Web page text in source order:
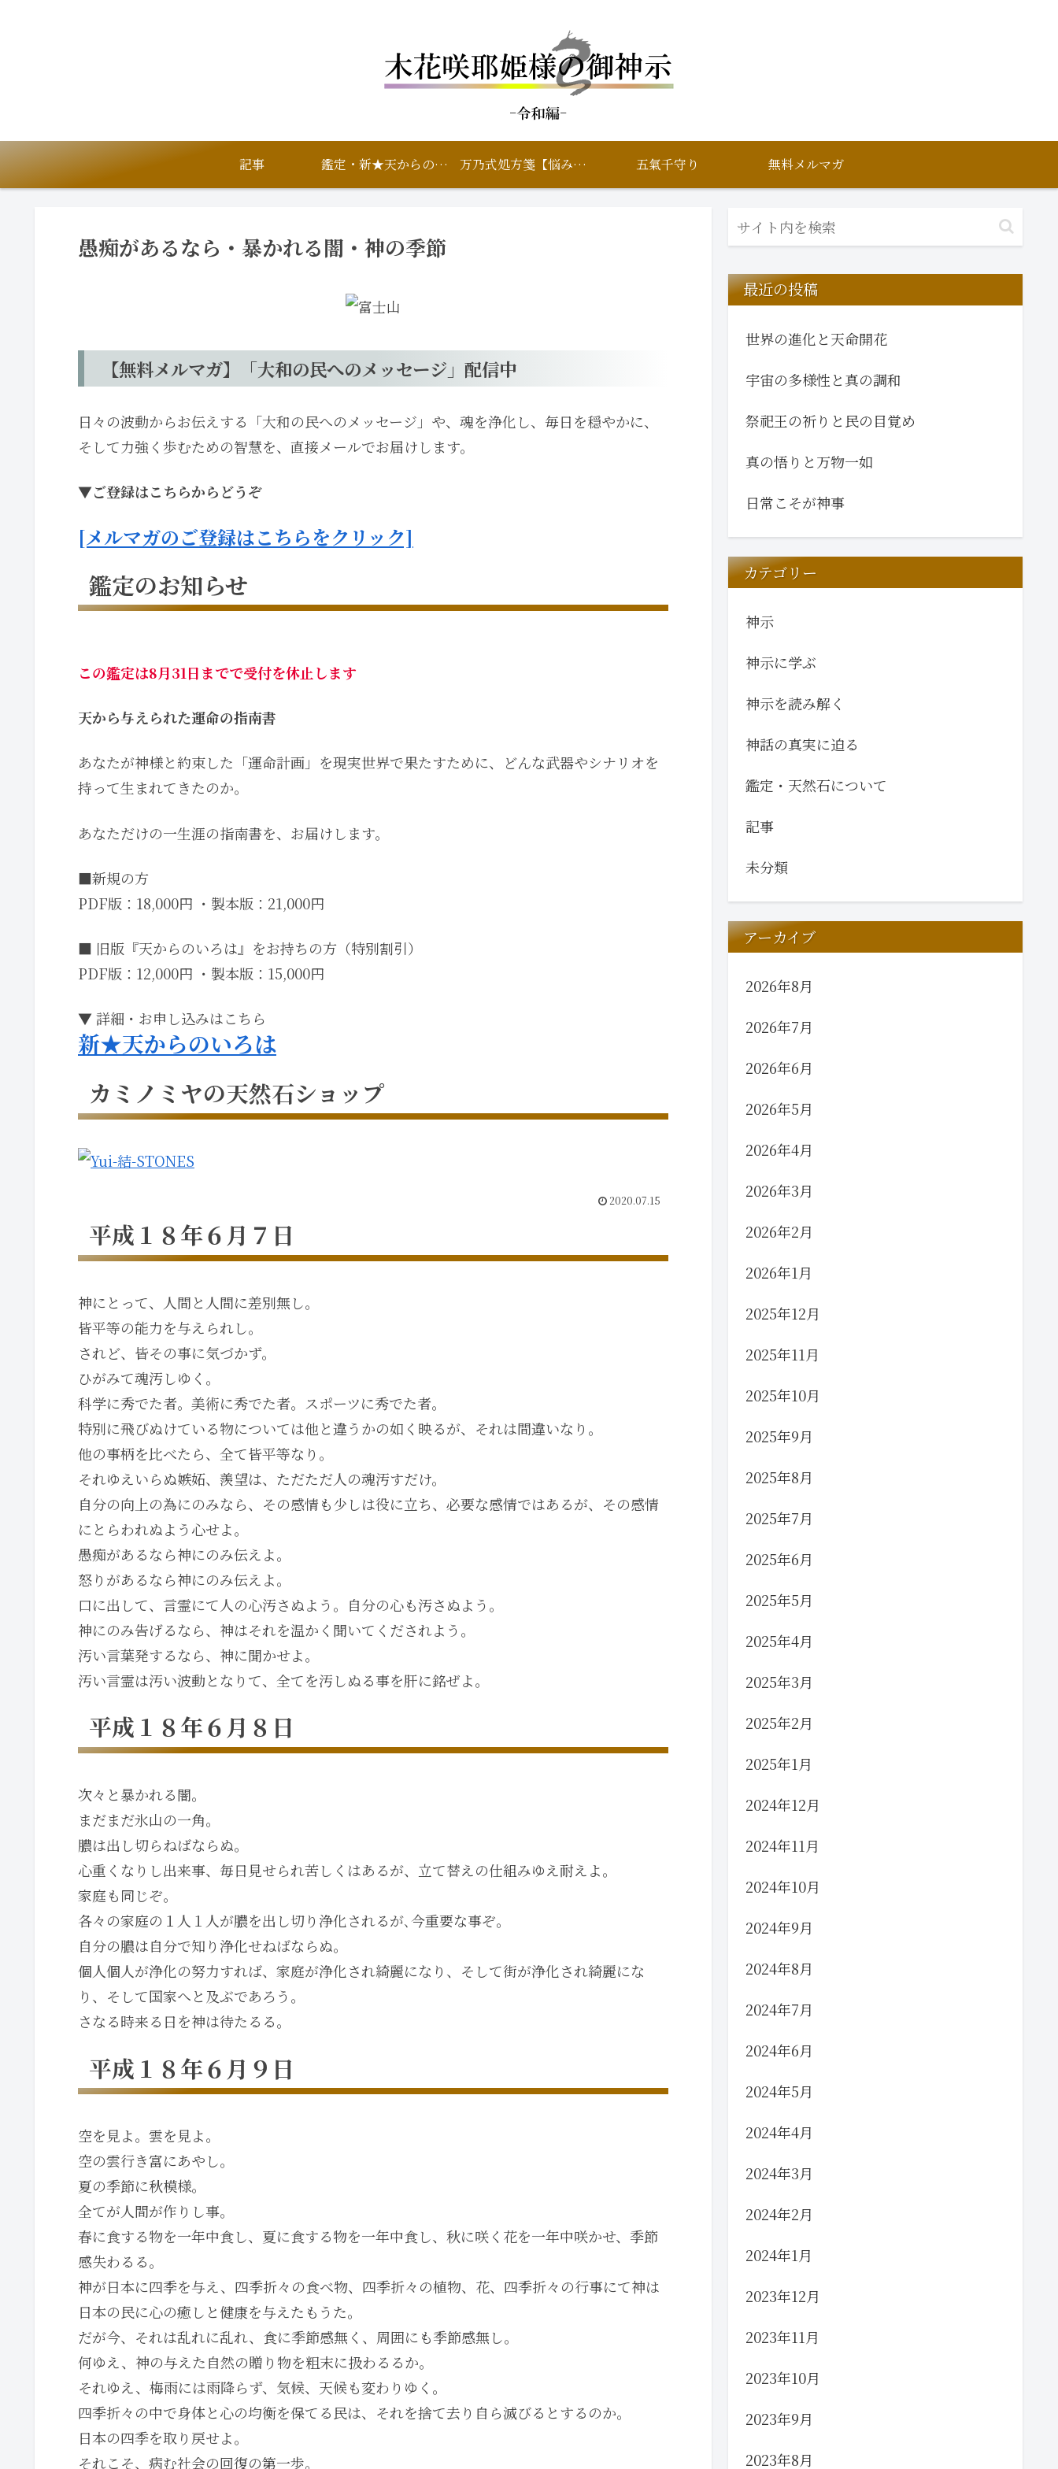
記事 鑑定・新★天からのいろは 万乃式処方箋【悩み相談】 五氣千守り 無料メルマガ
愚痴があるなら・暴かれる闇・神の季節
【無料メルマガ】「大和の民へのメッセージ」配信中
日々の波動からお伝えする「大和の民へのメッセージ」や、魂を浄化し、毎日を穏やかに、
そして力強く歩むための智慧を、直接メールでお届けします。
▼ご登録はこちらからどうぞ
[メルマガのご登録はこちらをクリック]
鑑定のお知らせ
この鑑定は8月31日までで受付を休止します
天から与えられた運命の指南書
あなたが神様と約束した「運命計画」を現実世界で果たすために、どんな武器やシナリオを
持って生まれてきたのか。
あなただけの一生涯の指南書を、お届けします。
■新規の方
PDF版：18,000円 ・製本版：21,000円
■ 旧版『天からのいろは』をお持ちの方（特別割引）
PDF版：12,000円 ・製本版：15,000円
▼ 詳細・お申し込みはこちら
新★天からのいろは
カミノミヤの天然石ショップ
2020.07.15
平成１８年６月７日
神にとって、人間と人間に差別無し。
皆平等の能力を与えられし。
されど、皆その事に気づかず。
ひがみて魂汚しゆく。
科学に秀でた者。美術に秀でた者。スポーツに秀でた者。
特別に飛びぬけている物については他と違うかの如く映るが、それは間違いなり。
他の事柄を比べたら、全て皆平等なり。
それゆえいらぬ嫉妬、羨望は、ただただ人の魂汚すだけ。
自分の向上の為にのみなら、その感情も少しは役に立ち、必要な感情ではあるが、その感情
にとらわれぬよう心せよ。
愚痴があるなら神にのみ伝えよ。
怒りがあるなら神にのみ伝えよ。
口に出して、言霊にて人の心汚さぬよう。自分の心も汚さぬよう。
神にのみ告げるなら、神はそれを温かく聞いてくだされよう。
汚い言葉発するなら、神に聞かせよ。
汚い言霊は汚い波動となりて、全てを汚しぬる事を肝に銘ぜよ。
平成１８年６月８日
次々と暴かれる闇。
まだまだ氷山の一角。
膿は出し切らねばならぬ。
心重くなりし出来事、毎日見せられ苦しくはあるが、立て替えの仕組みゆえ耐えよ。
家庭も同じぞ。
各々の家庭の１人１人が膿を出し切り浄化されるが､今重要な事ぞ。
自分の膿は自分で知り浄化せねばならぬ。
個人個人が浄化の努力すれば、家庭が浄化され綺麗になり、そして街が浄化され綺麗にな
り、そして国家へと及ぶであろう。
さなる時来る日を神は待たるる。
平成１８年６月９日
空を見よ。雲を見よ。
空の雲行き富にあやし。
夏の季節に秋模様。
全てが人間が作りし事。
春に食する物を一年中食し、夏に食する物を一年中食し、秋に咲く花を一年中咲かせ、季節
感失わるる。
神が日本に四季を与え、四季折々の食べ物、四季折々の植物、花、四季折々の行事にて神は
日本の民に心の癒しと健康を与えたもうた。
だが今、それは乱れに乱れ、食に季節感無く、周囲にも季節感無し。
何ゆえ、神の与えた自然の贈り物を粗末に扱わるるか。
それゆえ、梅雨には雨降らず、気候、天候も変わりゆく。
四季折々の中で身体と心の均衡を保てる民は、それを捨て去り自ら滅びるとするのか。
日本の四季を取り戻せよ。
それこそ、病む社会の回復の第一歩。
最近の投稿
世界の進化と天命開花
宇宙の多様性と真の調和
祭祀王の祈りと民の目覚め
真の悟りと万物一如
日常こそが神事
カテゴリー
神示
神示に学ぶ
神示を読み解く
神話の真実に迫る
鑑定・天然石について
記事
未分類
アーカイブ
2026年8月
2026年7月
2026年6月
2026年5月
2026年4月
2026年3月
2026年2月
2026年1月
2025年12月
2025年11月
2025年10月
2025年9月
2025年8月
2025年7月
2025年6月
2025年5月
2025年4月
2025年3月
2025年2月
2025年1月
2024年12月
2024年11月
2024年10月
2024年9月
2024年8月
2024年7月
2024年6月
2024年5月
2024年4月
2024年3月
2024年2月
2024年1月
2023年12月
2023年11月
2023年10月
2023年9月
2023年8月